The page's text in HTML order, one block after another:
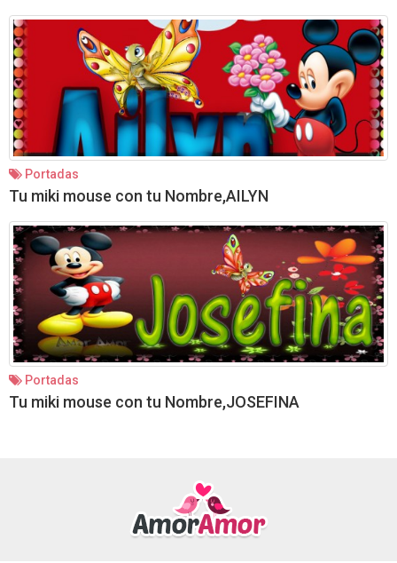
Portadas
Tu miki mouse con tu Nombre,AILYN
Portadas
Tu miki mouse con tu Nombre,JOSEFINA